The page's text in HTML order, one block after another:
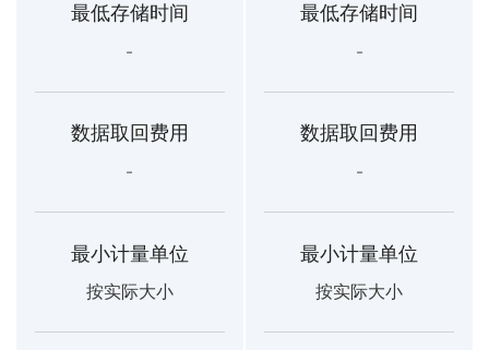
最低存储时间
-
最低存储时间
-
数据取回费用
-
数据取回费用
-
最小计量单位
按实际大小
最小计量单位
按实际大小